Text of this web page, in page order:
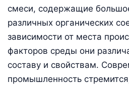
смеси, содержащие
различных органических
зависимости от места
факторов среды они
составу и свойствам.
промышленность